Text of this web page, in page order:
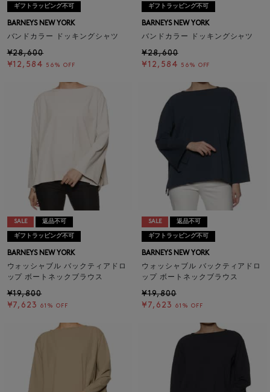
ギフトラッピング不可
BARNEYS NEW YORK
バンドカラー ドッキングシャツ
¥28,600
¥12,584
56% OFF
ギフトラッピング不可
BARNEYS NEW YORK
バンドカラー ドッキングシャツ
¥28,600
¥12,584
56% OFF
SALE 返品不可
ギフトラッピング不可
BARNEYS NEW YORK
ウォッシャブル バックティアドロ
ップ ボートネックブラウス
¥19,800
¥7,623
61% OFF
SALE 返品不可
ギフトラッピング不可
BARNEYS NEW YORK
ウォッシャブル バックティアドロ
ップ ボートネックブラウス
¥19,800
¥7,623
61% OFF